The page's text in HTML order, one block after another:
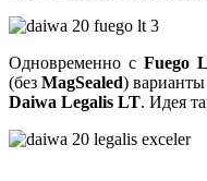
Одновременно с Fuego
(без MagSealed)
Daiwa Legalis LT. Идея